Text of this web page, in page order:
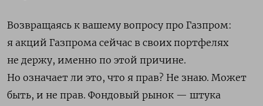
Возвращаясь к вашему вопросу про Газпром:
я акций Газпрома сейчас в своих портфелях
не держу, именно по этой причине.
Но означает ли это, что я прав? Не знаю. Может
быть, и не прав. Фондовый рынок — штука